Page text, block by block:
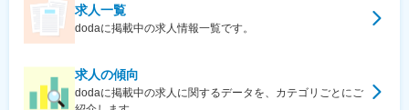
求人一覧
dodaに掲載中の求人情報一覧です。
求人の傾向
dodaに掲載中の求人に関するデータを、カテゴリごとにご